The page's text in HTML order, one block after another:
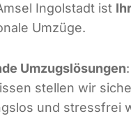
Ingolstadt ist
Umzüge.
Umzugslösungen
stellen wir
und stressfrei